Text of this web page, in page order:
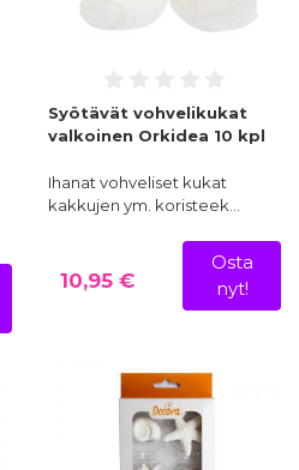
Syötävät vohvelikukat
valkoinen Orkidea 10 kpl
Ihanat vohveliset kukat
kakkujen ym. koristeek…
10,95 €
Osta
nyt!